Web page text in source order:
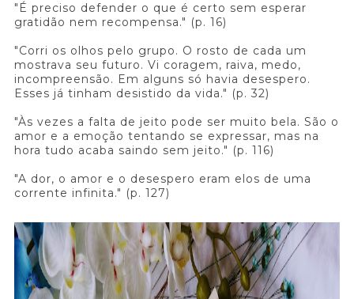
"É preciso defender o que é certo sem esperar
gratidão nem recompensa." (p. 16)
"Corri os olhos pelo grupo. O rosto de cada um
mostrava seu futuro. Vi coragem, raiva, medo,
incompreensão. Em alguns só havia desespero.
Esses já tinham desistido da vida." (p. 32)
"Às vezes a falta de jeito pode ser muito bela. São o
amor e a emoção tentando se expressar, mas na
hora tudo acaba saindo sem jeito." (p. 116)
"A dor, o amor e o desespero eram elos de uma
corrente infinita." (p. 127)